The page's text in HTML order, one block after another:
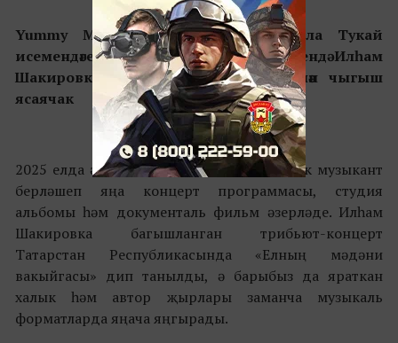
Yummy Music 15 февральдә Габдулла Тукай
исемендәге Татар дәүләт филармониясендә Илһам
Шакировка багышлау концерты белән чыгыш
ясаячак
2025 елда әлеге проект өчен 50дән артык музыкант
берләшеп яңа концерт программасы, студия
альбомы һәм документаль фильм әзерләде. Илһам
Шакировка багышланган трибьют-концерт
Татарстан Республикасында «Елның мәдәни
вакыйгасы» дип танылды, ә барыбыз да яраткан
халык һәм автор җырлары заманча музыкаль
форматларда яңача яңгырады.